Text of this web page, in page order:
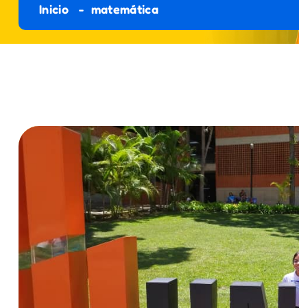
Inicio matemática